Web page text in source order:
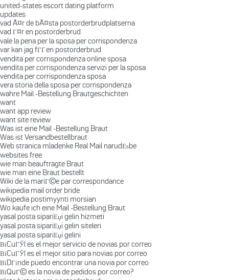
united-states escort dating platform
updates
vad Ã¤r de bÃ¤sta postorderbrudplatserna
vad Г¤r en postorderbrud
vale la pena per la sposa per corrispondenza
var kan jag fГҐ en postorderbrud
vendita per corrispondenza online sposa
vendita per corrispondenza servizi per la sposa
vendita per corrispondenza sposa
vera storia della sposa per corrispondenza
wahre Mail -Bestellung Brautgeschichten
want
want app review
want site review
Was ist eine Mail -Bestellung Braut
Was ist Versandbestellbraut
Web stranica mladenke Real Mail narudЕѕbe
websites free
wie man beauftragte Braut
wie man eine Braut bestellt
Wiki de la mariГ©e par correspondance
wikipedia mail order bride
wikipedia postimyynti morsian
Wo kaufe ich eine Mail -Bestellung Braut
yasal posta sipariЕџi gelin hizmeti
yasal posta sipariЕџi gelin siteleri
yasal posta sipariЕџi gelini
ВїCuГЎl es el mejor servicio de novias por correo
ВїCuГЎl es el mejor sitio para novias por correo
ВїDГіnde puedo encontrar una novia por correo
ВїQuГ© es la novia de pedidos por correo?